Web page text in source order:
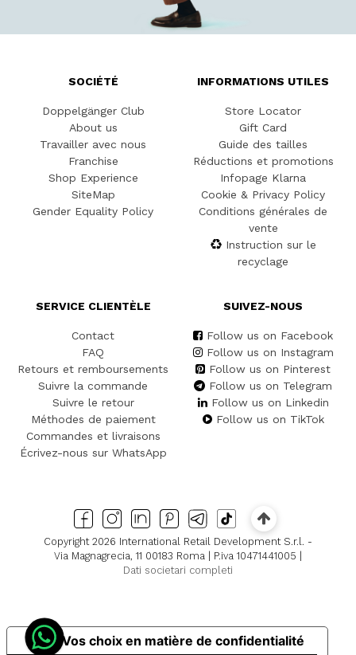
SOCIÉTÉ
Doppelgänger Club
About us
Travailler avec nous
Franchise
Shop Experience
SiteMap
Gender Equality Policy
INFORMATIONS UTILES
Store Locator
Gift Card
Guide des tailles
Réductions et promotions
Infopage Klarna
Cookie & Privacy Policy
Conditions générales de
vente
Instruction sur le
recyclage
SERVICE CLIENTÈLE
Contact
FAQ
Retours et remboursements
Suivre la commande
Suivre le retour
Méthodes de paiement
Commandes et livraisons
Écrivez-nous sur WhatsApp
SUIVEZ-NOUS
Follow us on Facebook
Follow us on Instagram
Follow us on Pinterest
Follow us on Telegram
Follow us on Linkedin
Follow us on TikTok
Copyright 2026 International Retail Development S.r.l. -
Via Magnagrecia, 11 00183 Roma | P.iva 10471441005 |
Dati societari completi
Vos choix en matière de confidentialité